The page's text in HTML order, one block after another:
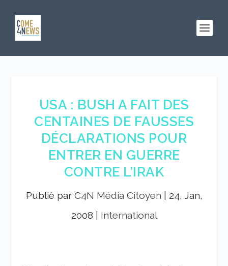
USA : BUSH A FAIT DES
CENTAINES DE FAUSSES
DÉCLARATIONS POUR
ENTRER EN GUERRE
CONTRE L’IRAK
Publié par C4N Média Citoyen
24, Jan,
2008
International